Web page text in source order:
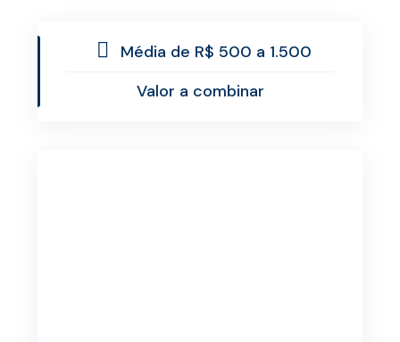
Média de R$ 500 a 1.500
Valor a combinar